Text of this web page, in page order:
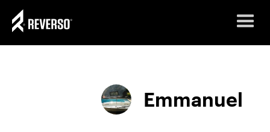
Emmanuel